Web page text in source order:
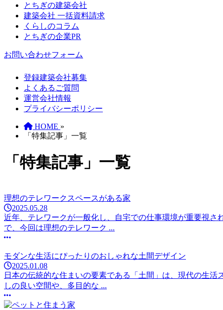
とちぎの建築会社
建築会社 一括資料請求
くらしのコラム
とちぎの企業PR
お問い合わせフォーム
登録建築会社募集
よくあるご質問
運営会社情報
プライバシーポリシー
HOME »
「特集記事」一覧
「特集記事」一覧
理想のテレワークスペースがある家
2025.05.28
近年、テレワークが一般化し、自宅での仕事環境が重要視
で、今回は理想のテレワーク ...
モダンな生活にぴったりのおしゃれな土間デザイン
2025.01.08
日本の伝統的な住まいの要素である「土間」は、現代の生
しの良い空間や、多目的な ...